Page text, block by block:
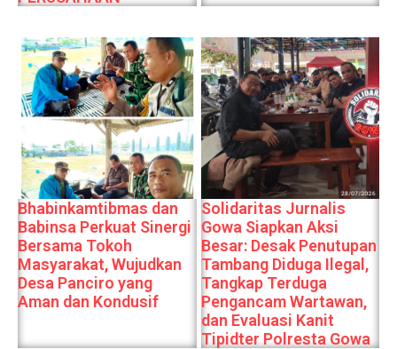
Bhabinkamtibmas dan
Babinsa Perkuat Sinergi
Bersama Tokoh
Masyarakat, Wujudkan
Desa Panciro yang
Aman dan Kondusif
Solidaritas Jurnalis
Gowa Siapkan Aksi
Besar: Desak Penutupan
Tambang Diduga Ilegal,
Tangkap Terduga
Pengancam Wartawan,
dan Evaluasi Kanit
Tipidter Polresta Gowa